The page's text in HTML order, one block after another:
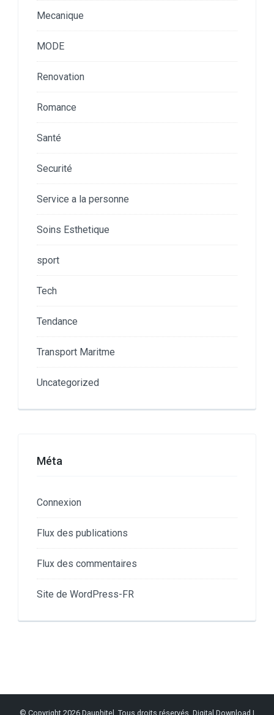
Mecanique
MODE
Renovation
Romance
Santé
Securité
Service a la personne
Soins Esthetique
sport
Tech
Tendance
Transport Maritme
Uncategorized
Méta
Connexion
Flux des publications
Flux des commentaires
Site de WordPress-FR
© Copyright 2026 Dauphitel . Tous droits réservés. Digital Download |